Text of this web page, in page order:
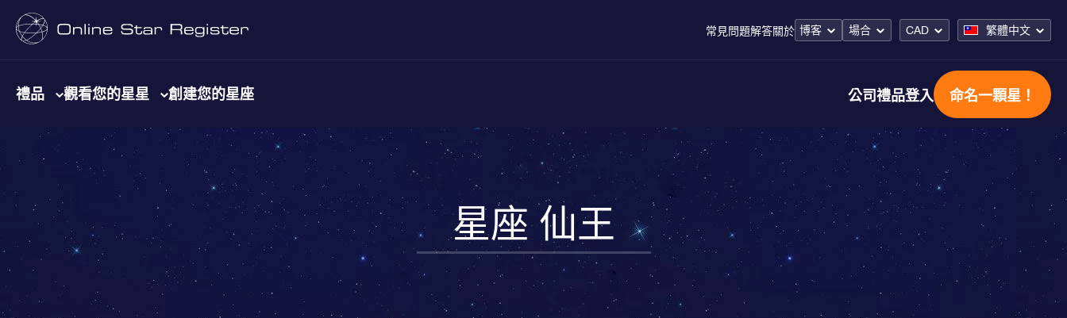
常見問題解答關於 博客 場合 CAD 繁體中文
禮品 觀看您的星星 創建您的星座 公司禮品登入 命名一顆星！
星座 仙王